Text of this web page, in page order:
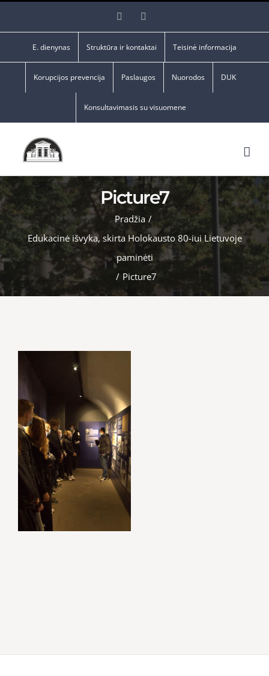
Facebook
E. dienynas Struktūra ir kontaktai Teisinė informacija
Korupcijos prevencija Paslaugos Nuorodos DUK
Konsultavimasis su visuomene
Picture7
Pradžia /
Edukacinė išvyka, skirta Holokausto 80-iui Lietuvoje
paminėti
/ Picture7